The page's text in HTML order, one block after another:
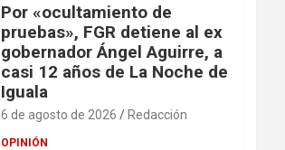
Por «ocultamiento de
pruebas», FGR detiene al ex
gobernador Ángel Aguirre, a
casi 12 años de La Noche de
Iguala
6 de agosto de 2026 Redacción
OPINIÓN